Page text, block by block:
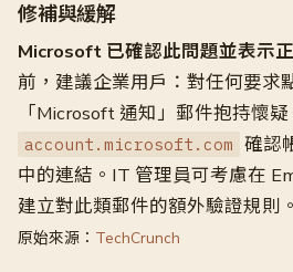
修補與緩解
Microsoft 已確認此問題並表示
前，建議企業用戶：對任何要求
「Microsoft 通知」郵件抱持懷
account.microsoft.com 確認
中的連結。IT 管理員可考慮在
建立對此類郵件的額外驗證規則。
原始來源： TechCrunch